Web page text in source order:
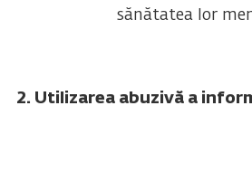
sănătatea lor
2. Utilizarea abuzivă a